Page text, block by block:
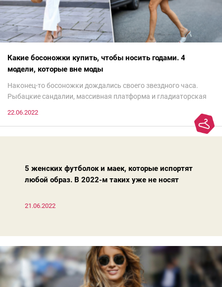
Какие босоножки купить, чтобы носить годами. 4
модели, которые вне моды
Наконец-то босоножки дождались своего звездного часа.
Рыбацкие сандалии, массивная платформа и гладиаторская
модно, совсем не обязательно бежать за ними в магазин.
Достаточно лишь провести ревизию прошлогодних покупок.
22.06.2022
5 женских футболок и маек, которые испортят
любой образ. В 2022-м таких уже не носят
21.06.2022